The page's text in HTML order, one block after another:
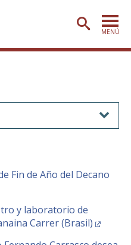
MENÚ
Fin de Año del Decano
y laboratorio de
Carrer (Brasil)